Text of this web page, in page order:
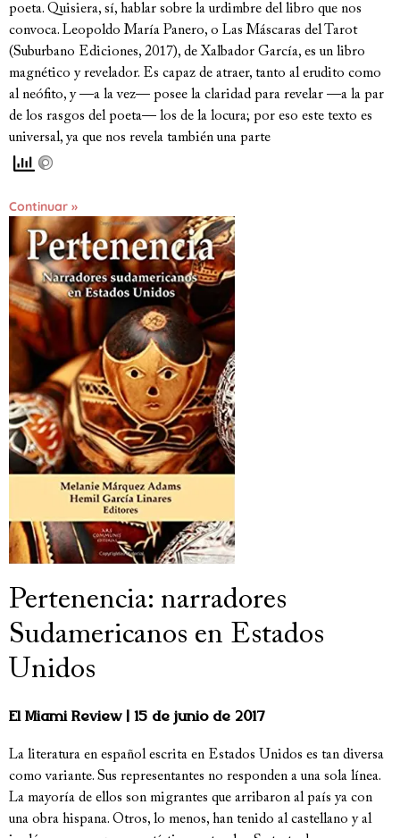
poeta. Quisiera, sí, hablar sobre la urdimbre del libro que nos
convoca. Leopoldo María Panero, o Las Máscaras del Tarot
(Suburbano Ediciones, 2017), de Xalbador García, es un libro
magnético y revelador. Es capaz de atraer, tanto al erudito como
al neófito, y —a la vez— posee la claridad para revelar —a la par
de los rasgos del poeta— los de la locura; por eso este texto es
universal, ya que nos revela también una parte
Continuar »
Pertenencia: narradores
Sudamericanos en Estados
Unidos
El Miami Review 15 de junio de 2017
La literatura en español escrita en Estados Unidos es tan diversa
como variante. Sus representantes no responden a una sola línea.
La mayoría de ellos son migrantes que arribaron al país ya con
una obra hispana. Otros, lo menos, han tenido al castellano y al